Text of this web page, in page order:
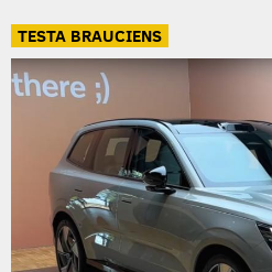
TESTA BRAUCIENS